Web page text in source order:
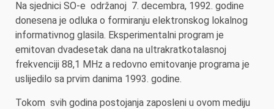
Na sjednici SO-e održanoj 7. decembra, 1992. godine
donesena je odluka o formiranju elektronskog lokalnog
informativnog glasila. Eksperimentalni program je
emitovan dvadesetak dana na ultrakratkotalasnoj
frekvenciji 88,1 MHz a redovno emitovanje programa je
uslijedilo sa prvim danima 1993. godine.
Tokom svih godina postojanja zaposleni u ovom mediju